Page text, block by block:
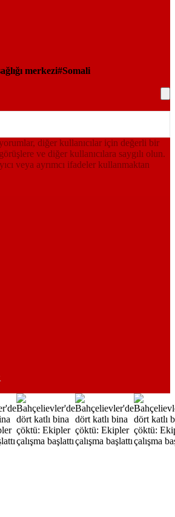
merkezi Somali
diğer kullanıcılar için değerli bir
ve diğer kullanıcılara saygılı olun.
veya ayrımcı ifadeler kullanmaktan